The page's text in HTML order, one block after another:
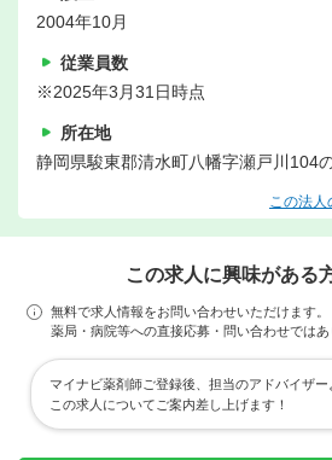
2004年10月
従業員数
※2025年3月31日時点
所在地
静岡県駿東郡清水町八幡字瀬戸川104
この法人
この求人に興味がある
無料で求人情報をお問い合わせいただけます。
薬局・病院等への直接応募・問い合わせではあ
マイナビ薬剤師ご登録後、担当のアドバイザー
この求人についてご案内差し上げます！